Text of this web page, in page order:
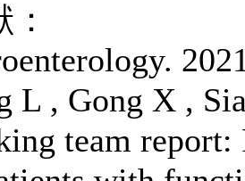
L , Gong X ,
team report: